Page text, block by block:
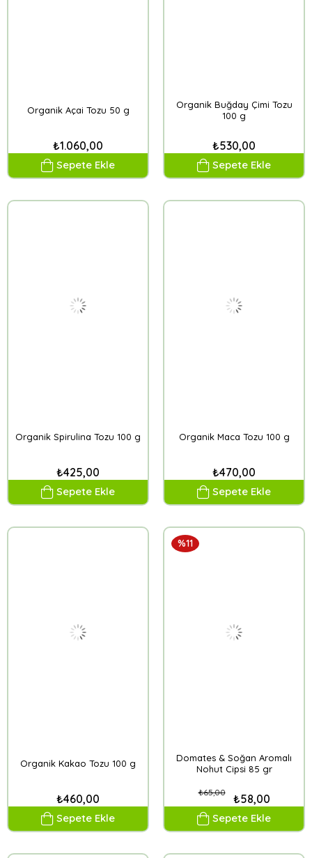
Organik Açai Tozu 50 g
₺1.060,00
Sepete Ekle
Organik Buğday Çimi Tozu
100 g
₺530,00
Sepete Ekle
Organik Spirulina Tozu 100 g
₺425,00
Sepete Ekle
Organik Maca Tozu 100 g
₺470,00
Sepete Ekle
Organik Kakao Tozu 100 g
₺460,00
Sepete Ekle
Domates & Soğan Aromalı
Nohut Cipsi 85 gr
₺58,00
₺65,00
Sepete Ekle
%11